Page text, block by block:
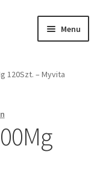
Menu
120Szt. – Myvita